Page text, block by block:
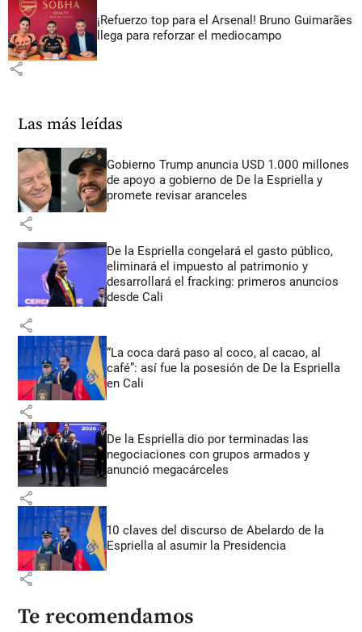
¡Refuerzo top para el Arsenal! Bruno Guimarães
llega para reforzar el mediocampo
share
Las más leídas
Gobierno Trump anuncia USD 1.000 millones
de apoyo a gobierno de De la Espriella y
promete revisar aranceles
share
De la Espriella congelará el gasto público,
eliminará el impuesto al patrimonio y
desarrollará el fracking: primeros anuncios
desde Cali
share
“La coca dará paso al coco, al cacao, al
café”: así fue la posesión de De la Espriella
en Cali
share
De la Espriella dio por terminadas las
negociaciones con grupos armados y
anunció megacárceles
share
10 claves del discurso de Abelardo de la
Espriella al asumir la Presidencia
share
Te recomendamos